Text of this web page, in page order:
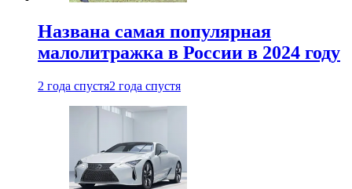
Названа самая популярная
малолитражка в России в 2024 году
2 года спустя2 года спустя